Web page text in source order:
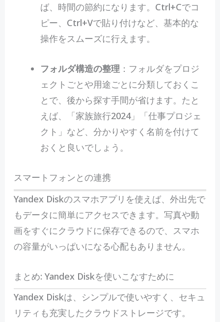
ば、時間の節約になります。Ctrl+Cでコ
ピー、Ctrl+Vで貼り付けなど、基本的な
操作をスムーズに行えます。
フォルダ構造の整理 ：フォルダをプロジ
ェクトごとや用途ごとに分類しておくこ
とで、後から探す手間が省けます。たと
えば、「家族旅行2024」「仕事プロジェ
クト」など、分かりやすく名前を付けて
おくと良いでしょう。
スマートフォンとの連携
Yandex Diskのスマホアプリを使えば、外出先で
もデータに簡単にアクセスできます。写真や動
画をすぐにクラウドに保存できるので、スマホ
の容量がいっぱいになる心配もありません。
まとめ: Yandex Diskを使いこなすために
Yandex Diskは、シンプルで使いやすく、セキュ
リティも充実したクラウドストレージです。